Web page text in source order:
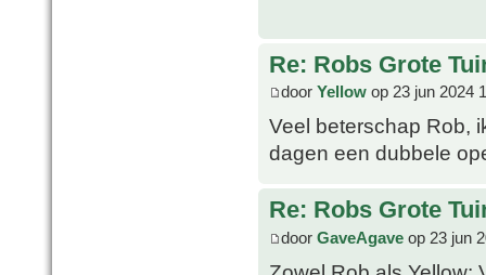
Re: Robs Grote
door Yellow op 23 jun 2024
Veel beterschap Rob,
dagen een dubbele
Re: Robs Grote
door GaveAgave op 23 jun